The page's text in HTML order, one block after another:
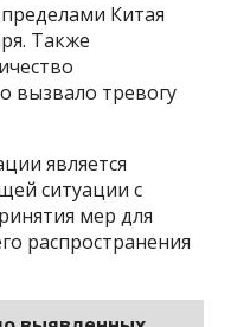
Китая
Также
вызвало тревогу
является
ситуации с
мер для
распространения